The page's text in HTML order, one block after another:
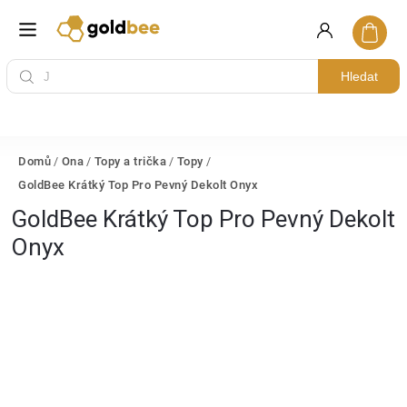
Hledat
Domů / Ona / Topy a trička / Topy /
GoldBee Krátký Top Pro Pevný Dekolt Onyx
GoldBee Krátký Top Pro Pevný Dekolt
Onyx